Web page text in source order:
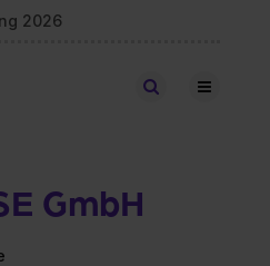
2026
Stellen finden
GmbH